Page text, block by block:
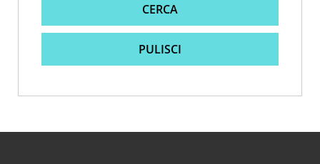
CERCA
PULISCI